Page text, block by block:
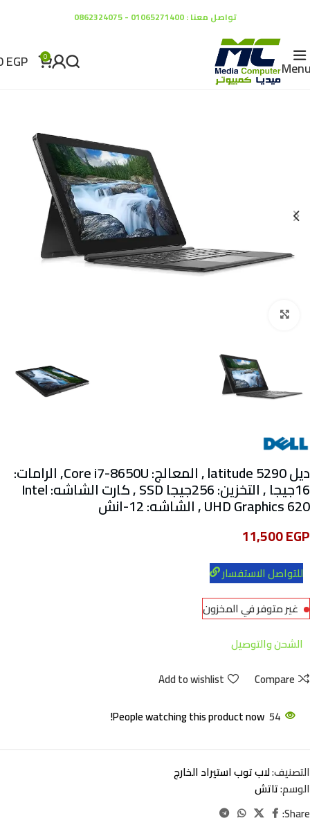
تواصل معنا : 01065271400 - 0862324075
0
EGP
ديل latitude 5290 , المعالج: Core i7-8650U, الرامات:
16جيجا , التخزين: 256جيجا SSD , كارت الشاشه: Intel
UHD Graphics 620 , الشاشه: 12-انش
11,500EGP
للتواصل الاستفسار
غير متوفر في المخزون
الشحن والتوصيل
Compare
Add to wishlist
54
People watching this product now!
التصنيف:لاب توب استيراد الخارج
الوسم:تاتش
Share: